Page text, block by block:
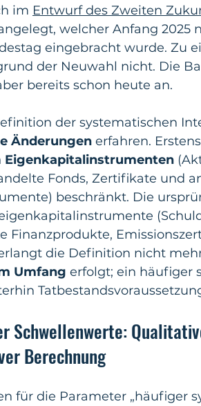
im Entwurf des Zweiten
welcher Anfang 2025
eingebracht wurde. Zu
der Neuwahl nicht. Die
bereits schon heute an.
der systematischen
Änderungen erfahren.
Eigenkapitalinstrumenten
Fonds, Zertifikate und
beschränkt. Die
Finanzprodukte,
die Definition nicht
Umfang erfolgt; ein häufiger
Schwellenwerte:
Berechnung
für die Parameter „häufiger